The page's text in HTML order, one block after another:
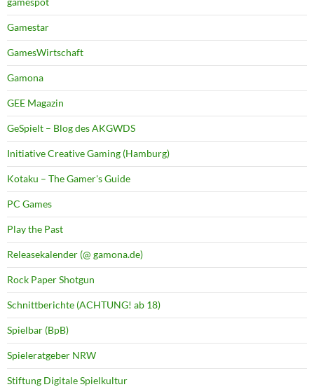
Gamestar
GamesWirtschaft
Gamona
GEE Magazin
GeSpielt – Blog des AKGWDS
Initiative Creative Gaming (Hamburg)
Kotaku – The Gamer's Guide
PC Games
Play the Past
Releasekalender (@ gamona.de)
Rock Paper Shotgun
Schnittberichte (ACHTUNG! ab 18)
Spielbar (BpB)
Spieleratgeber NRW
Stiftung Digitale Spielkultur